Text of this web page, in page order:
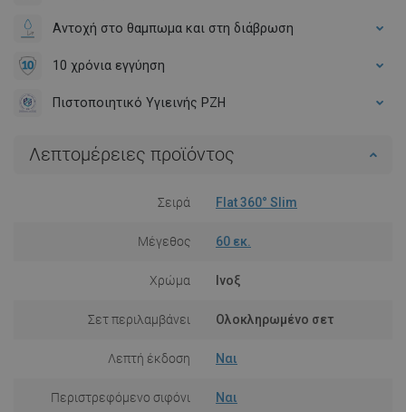
Αντοχή στο θαμπωμα και στη διάβρωση
10 χρόνια εγγύηση
Πιστοποιητικό Υγιεινής PZH
Λεπτομέρειες προϊόντος
Σειρά Flat 360° Slim
Μέγεθος 60 εκ.
Χρώμα Ινοξ
Σετ περιλαμβάνει Ολοκληρωμένο σετ
Λεπτή έκδοση Ναι
Περιστρεφόμενο σιφόνι Ναι